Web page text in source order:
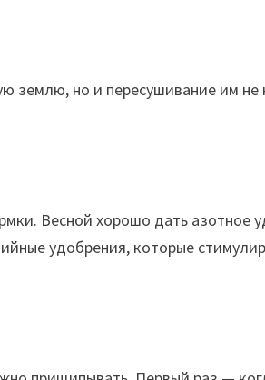
но и пересушивание им не
Весной хорошо дать азотное
удобрения, которые